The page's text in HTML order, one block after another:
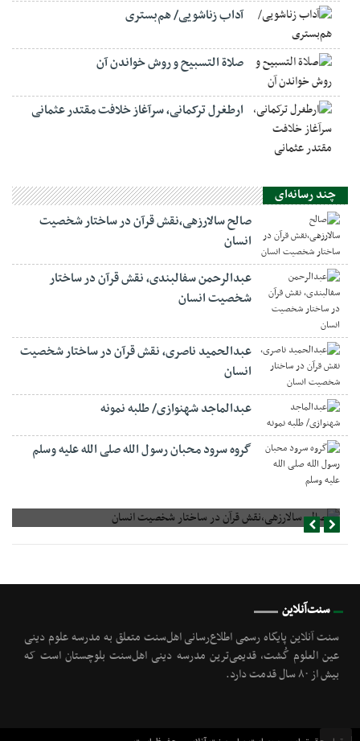
آداب زناشویی/ هم‌بستری
صلاة التسبيح و روش خواندن آن
ارطغرل ترکمانی، سرآغاز خلافت مقتدر عثمانی
چند رسانه‌ای
صالح سالارزهی،‌نقش قرآن در ساختار شخصیت
انسان
عبدالرحمن سفالبندی، نقش قرآن در ساختار
شخصیت انسان
عبدالحمید ناصری، نقش قرآن در ساختار شخصیت
انسان
عبدالماجد شهنوازی/ طلبه نمونه
گروه سرود محبان رسول الله صلی الله علیه وسلم
صالح سالارزهی،‌نقش قرآن در ساختار شخصیت انسان
سنت‌آنلاین
سنت آنلاین پایگاه رسمی اطلاع‌رسانی اهل‌سنت متعلق به مدرسه علوم دینی
عین العلوم گُشت, قدیمی‌ترین مدرسه دینی اهل‌سنت بلوچستان است که
بیش از ۸۰ سال قدمت دارد.